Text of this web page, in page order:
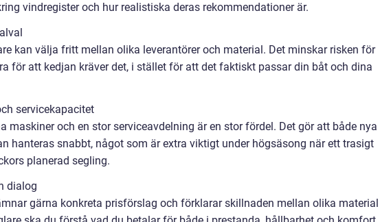
vindregister och hur realistiska deras rekommendationer är.
kan välja fritt mellan olika leverantörer och material. Det minskar risken för
för att kedjan kräver det, i stället för att det faktiskt passar din båt och dina
servicekapacitet
maskiner och en stor serviceavdelning är en stor fördel. Det gör att både nya
hanteras snabbt, något som är extra viktigt under högsäsong när ett trasigt
planerad segling.
dialog
gärna konkreta prisförslag och förklarar skillnaden mellan olika material